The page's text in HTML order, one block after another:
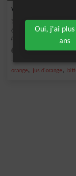
Virgin Venezzio Spritz
Cet version sans alcool
pays. L...
Difficile
orange, jus d'orange,
Oui, j'ai plus
ans